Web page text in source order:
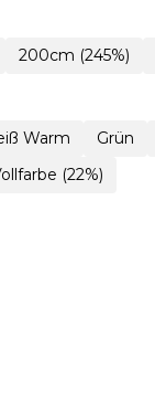
200cm (245%)
Warm Grün
(22%)